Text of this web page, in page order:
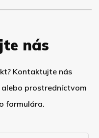
nás
Kontaktujte nás
alebo prostredníctvom
formulára.